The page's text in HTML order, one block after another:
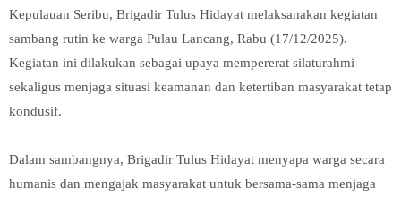
Kepulauan Seribu, Brigadir Tulus Hidayat melaksanakan kegiatan
sambang rutin ke warga Pulau Lancang, Rabu (17/12/2025).
Kegiatan ini dilakukan sebagai upaya mempererat silaturahmi
sekaligus menjaga situasi keamanan dan ketertiban masyarakat tetap
kondusif.
Dalam sambangnya, Brigadir Tulus Hidayat menyapa warga secara
humanis dan mengajak masyarakat untuk bersama-sama menjaga